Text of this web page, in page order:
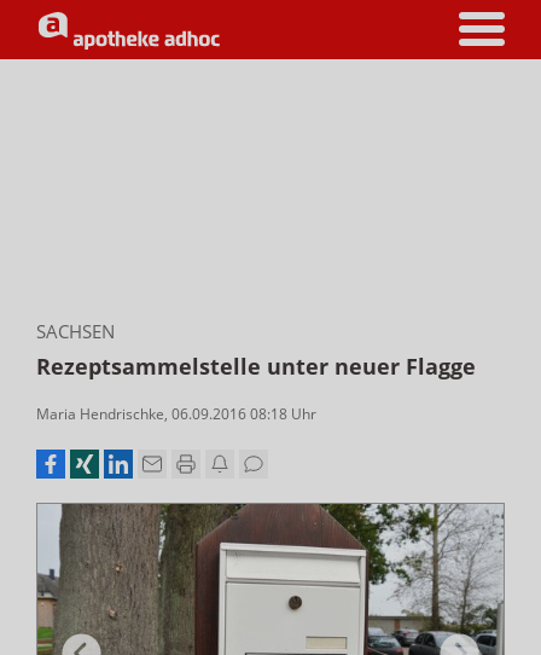
SACHSEN
Rezeptsammelstelle unter neuer Flagge
Maria Hendrischke, 06.09.2016 08:18 Uhr